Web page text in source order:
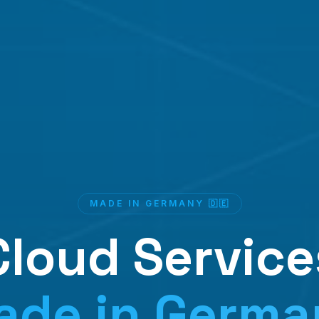
MADE IN GERMANY 🇩🇪